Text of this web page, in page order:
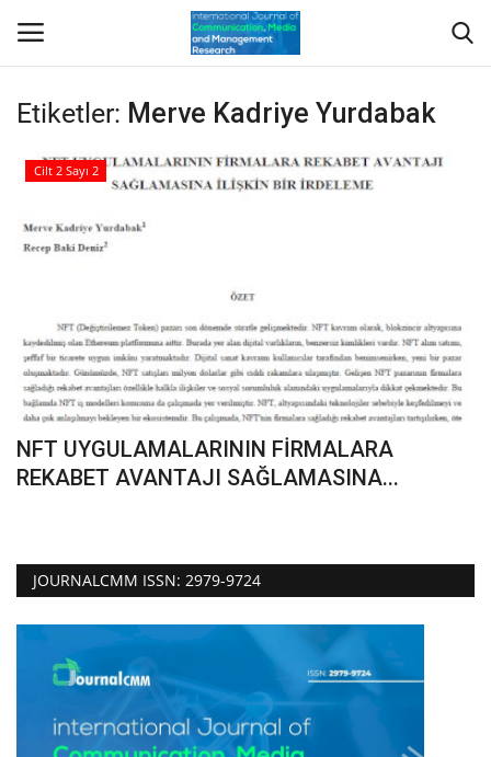
Giriş Yap Kayıt Ol
Hakkımızda
Dergi
Indeksler
Yazım Kuralları
Etiketler: Merve Kadriye Yurdabak
Cilt 2 Sayı 2
NFT UYGULAMALARININ FİRMALARA
REKABET AVANTAJI SAĞLAMASINA...
JOURNALCMM ISSN: 2979-9724